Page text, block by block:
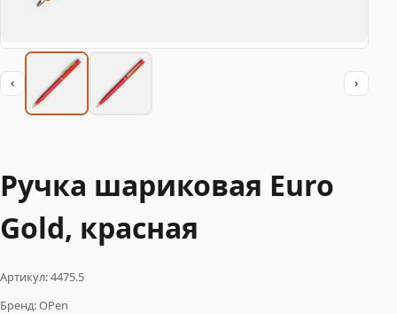
‹ ›
Ручка шариковая Euro
Gold, красная
Артикул: 4475.5
Бренд: OPen